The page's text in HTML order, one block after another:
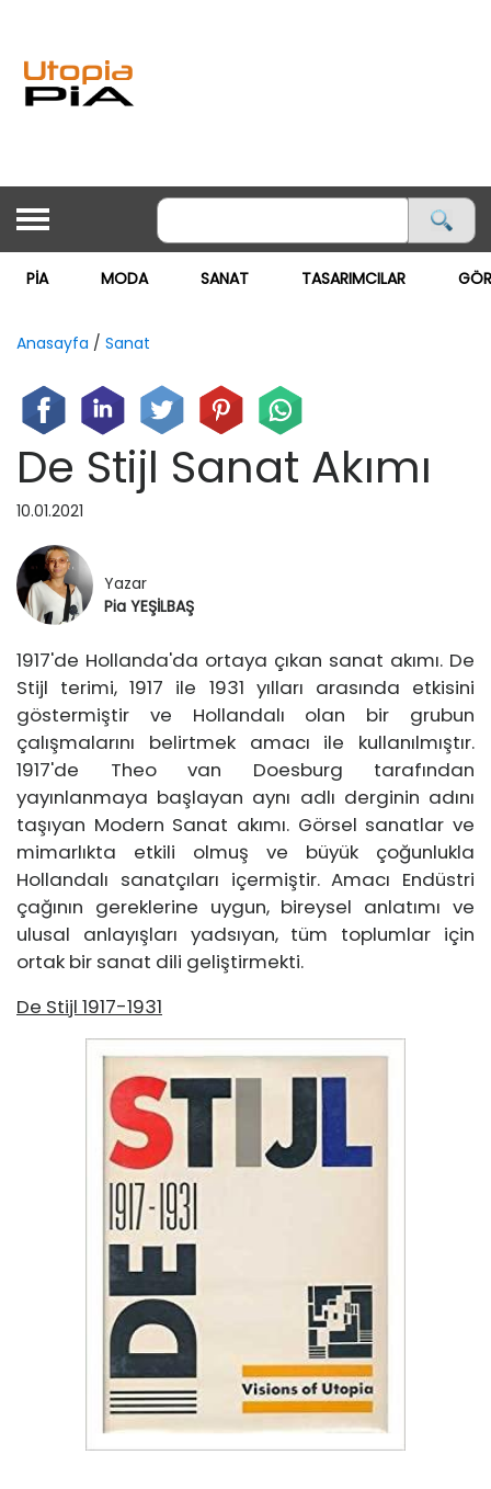
ANASAYFA
PİA
MODA ▽
SANAT
GÖRSEL MAĞAZACILIK
EĞİTİM
SEYAHAT
RÖPORTAJ
SAĞLIK ▽
SAĞLIK
GÜZELLİK
HAKKIMDA
PİA MODA SANAT TASARIMCILAR
Anasayfa / Sanat
De Stijl Sanat Akımı
10.01.2021
Yazar
Pia YEŞİLBAŞ
1917'de Hollanda'da ortaya çıkan sanat akımı. De
Stijl terimi, 1917 ile 1931 yılları arasında etkisini
göstermiştir ve Hollandalı olan bir grubun
çalışmalarını belirtmek amacı ile kullanılmıştır.
1917'de Theo van Doesburg tarafından
yayınlanmaya başlayan aynı adlı derginin adını
taşıyan Modern Sanat akımı. Görsel sanatlar ve
mimarlıkta etkili olmuş ve büyük çoğunlukla
Hollandalı sanatçıları içermiştir. Amacı Endüstri
çağının gereklerine uygun, bireysel anlatımı ve
ulusal anlayışları yadsıyan, tüm toplumlar için
ortak bir sanat dili geliştirmekti.
De Stijl 1917-1931